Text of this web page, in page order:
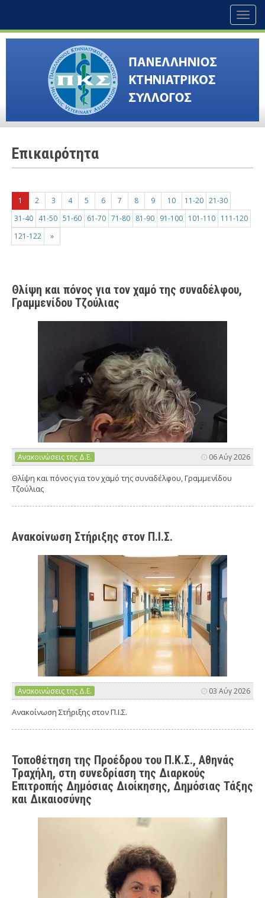
Επικαιρότητα
1 2 3 4 5 6 7 8 9 10 11-20 21-30
31-40 41-50 51-60 61-70 71-80 81-90 91-100 101-110 111-120
121-122
»
Θλίψη και πόνος για τον χαμό της συναδέλφου,
Γραμμενίδου Τζούλιας
Ανακοινώσεις της Δ.Ε. 06 Αύγ 2026
Θλίψη και πόνος για τον χαμό της συναδέλφου, Γραμμενίδου
Τζούλιας
Ανακοίνωση Στήριξης στον Π.Ι.Σ.
Ανακοινώσεις της Δ.Ε. 03 Αύγ 2026
Ανακοίνωση Στήριξης στον Π.Ι.Σ.
Τοποθέτηση της Προέδρου του Π.Κ.Σ., Αθηνάς
Τραχήλη, στη συνεδρίαση της Διαρκούς
Επιτροπής Δημόσιας Διοίκησης, Δημόσιας Τάξης
και Δικαιοσύνης